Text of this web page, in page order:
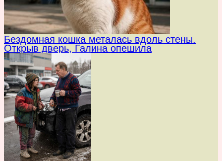
Бездомная кошка металась вдоль стены.
Открыв дверь, Галина опешила